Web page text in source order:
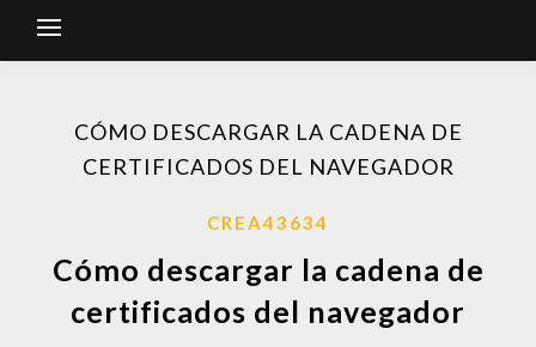
CÓMO DESCARGAR LA CADENA DE
CERTIFICADOS DEL NAVEGADOR
CREA43634
Cómo descargar la cadena de
certificados del navegador